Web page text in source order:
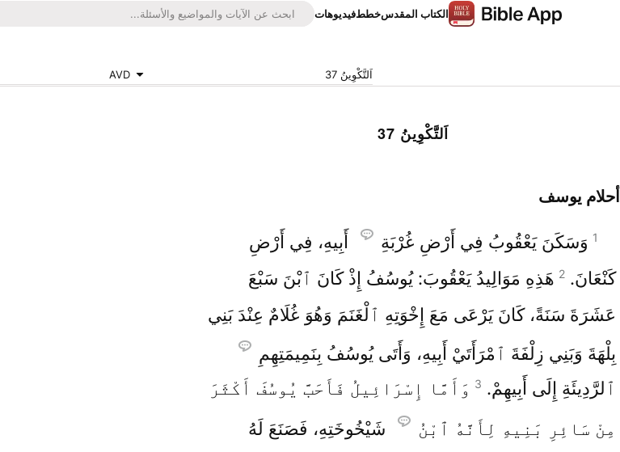
الكتاب المقدسخططفيديوهات
اَلتَّكْوِينُ 37 AVD
اَلتَّكْوِينُ 37
أحلام يوسف
1 وَسَكَنَ يَعْقُوبُ فِي أَرْضِ غُرْبَةِ
أَبِيهِ، فِي أَرْضِ
كَنْعَانَ. 2 هَذِهِ مَوَالِيدُ يَعْقُوبَ: يُوسُفُ إِذْ كَانَ ٱبْنَ سَبْعَ
عَشَرَةَ سَنَةً، كَانَ يَرْعَى مَعَ إِخْوَتِهِ ٱلْغَنَمَ وَهُوَ غُلَامٌ عِنْدَ بَنِي
بِلْهَةَ وَبَنِي زِلْفَةَ ٱمْرَأَتَيْ أَبِيهِ، وَأَتَى يُوسُفُ بِنَمِيمَتِهِمِ
ٱلرَّدِيئَةِ إِلَى أَبِيهِمْ. 3 وَأَمَّا إِسْرَائِيلُ فَأَحَبَّ يُوسُفَ أَكْثَرَ
مِنْ سَائِرِ بَنِيهِ لِأَنَّهُ ٱبْنُ
شَيْخُوخَتِهِ، فَصَنَعَ لَهُ